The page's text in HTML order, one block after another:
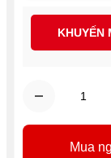
Mua
KHUYẾN